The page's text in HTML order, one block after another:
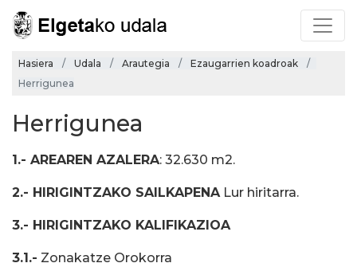
Hasiera Udala Arautegia
Ezaugarrien koadroak
Herrigunea
Herrigunea
1.- AREAREN AZALERA: 32.630 m2.
2.- HIRIGINTZAKO SAILKAPENALur hiritarra.
3.- HIRIGINTZAKO KALIFIKAZIOA
3.1.- Zonakatze Orokorra